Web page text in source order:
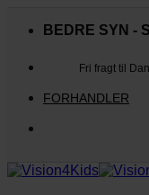
BEDRE SYN -
Fri fragt til
FORHANDLER